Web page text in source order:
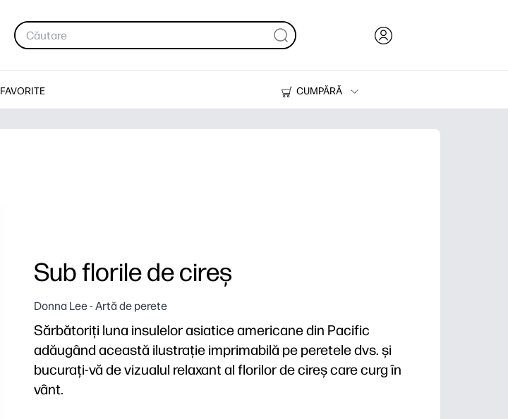
FAVORITE
CUMPĂRĂ
Imprimante
Sub florile de cireș
Donna Lee - Artă de perete
Sărbătoriți luna insulelor asiatice americane din Pacific
adăugând această ilustrație imprimabilă pe peretele dvs. și
bucurați-vă de vizualul relaxant al florilor de cireș care curg în
vânt.